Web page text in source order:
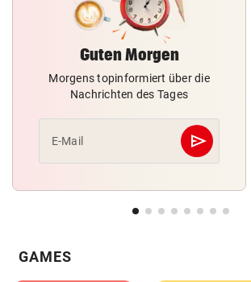
Guten Morgen
Morgens topinformiert über die
Nachrichten des Tages
E-Mail send
Abschicken
GAMES